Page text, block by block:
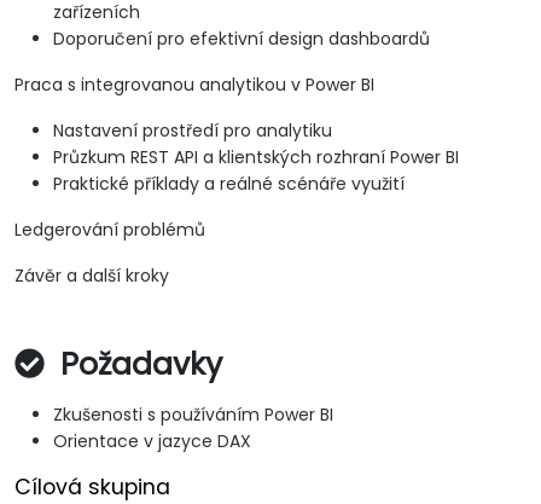
zařízeních
Doporučení pro efektivní design dashboardů
Praca s integrovanou analytikou v Power BI
Nastavení prostředí pro analytiku
Průzkum REST API a klientských rozhraní Power BI
Praktické příklady a reálné scénáře využití
Ledgerování problémů
Závěr a další kroky
Požadavky
Zkušenosti s používáním Power BI
Orientace v jazyce DAX
Cílová skupina